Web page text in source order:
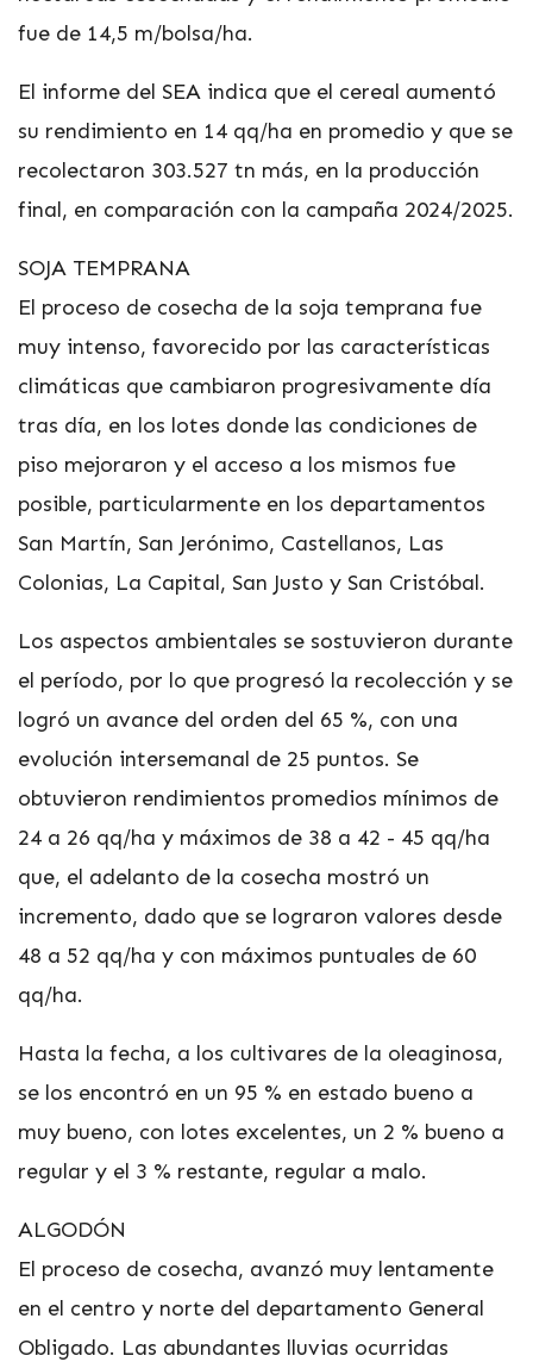
fue de 14,5 m/bolsa/ha.
El informe del SEA indica que el cereal aumentó
su rendimiento en 14 qq/ha en promedio y que se
recolectaron 303.527 tn más, en la producción
final, en comparación con la campaña 2024/2025.
SOJA TEMPRANA
El proceso de cosecha de la soja temprana fue
muy intenso, favorecido por las características
climáticas que cambiaron progresivamente día
tras día, en los lotes donde las condiciones de
piso mejoraron y el acceso a los mismos fue
posible, particularmente en los departamentos
San Martín, San Jerónimo, Castellanos, Las
Colonias, La Capital, San Justo y San Cristóbal.
Los aspectos ambientales se sostuvieron durante
el período, por lo que progresó la recolección y se
logró un avance del orden del 65 %, con una
evolución intersemanal de 25 puntos. Se
obtuvieron rendimientos promedios mínimos de
24 a 26 qq/ha y máximos de 38 a 42 - 45 qq/ha
que, el adelanto de la cosecha mostró un
incremento, dado que se lograron valores desde
48 a 52 qq/ha y con máximos puntuales de 60
qq/ha.
Hasta la fecha, a los cultivares de la oleaginosa,
se los encontró en un 95 % en estado bueno a
muy bueno, con lotes excelentes, un 2 % bueno a
regular y el 3 % restante, regular a malo.
ALGODÓN
El proceso de cosecha, avanzó muy lentamente
en el centro y norte del departamento General
Obligado. Las abundantes lluvias ocurridas